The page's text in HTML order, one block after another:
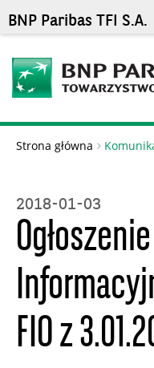
BNP Paribas TFI S.A.
Strona główna
2018-01-03
FIO z